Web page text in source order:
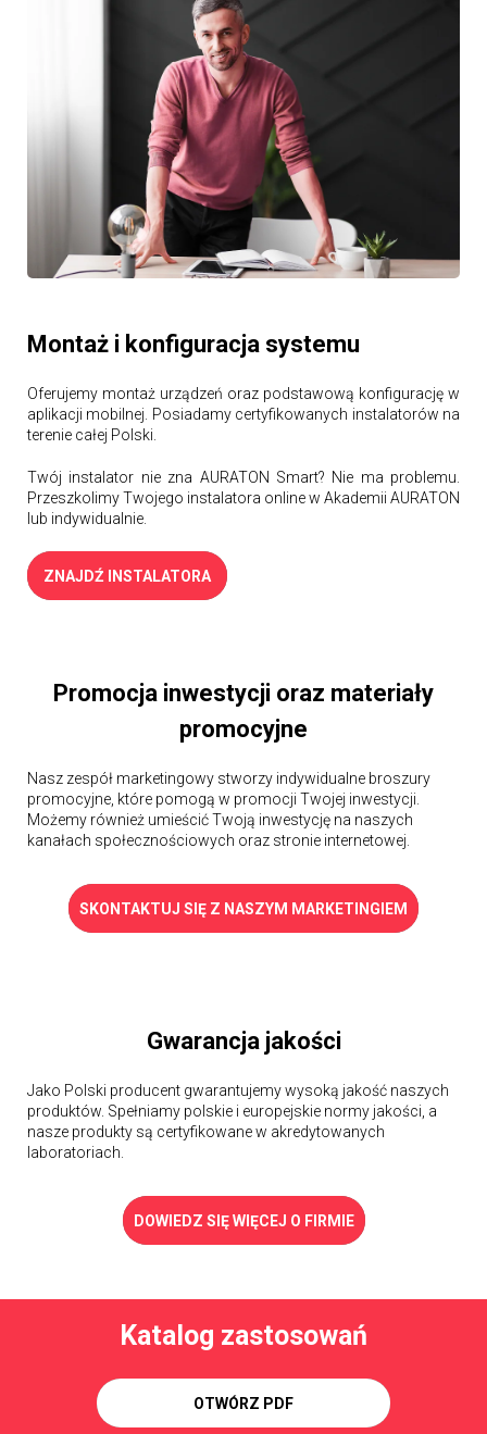
Montaż i konfiguracja systemu
Oferujemy montaż urządzeń oraz podstawową konfigurację w
aplikacji mobilnej. Posiadamy certyfikowanych instalatorów na
terenie całej Polski.
Twój instalator nie zna AURATON Smart? Nie ma problemu.
Przeszkolimy Twojego instalatora online w Akademii AURATON
lub indywidualnie.
ZNAJDŹ INSTALATORA
Promocja inwestycji oraz materiały
promocyjne
Nasz zespół marketingowy stworzy indywidualne broszury
promocyjne, które pomogą w promocji Twojej inwestycji.
Możemy również umieścić Twoją inwestycję na naszych
kanałach społecznościowych oraz stronie internetowej.
SKONTAKTUJ SIĘ Z NASZYM MARKETINGIEM
Gwarancja jakości
Jako Polski producent gwarantujemy wysoką jakość naszych
produktów. Spełniamy polskie i europejskie normy jakości, a
nasze produkty są certyfikowane w akredytowanych
laboratoriach.
DOWIEDZ SIĘ WIĘCEJ O FIRMIE
Katalog zastosowań
OTWÓRZ PDF